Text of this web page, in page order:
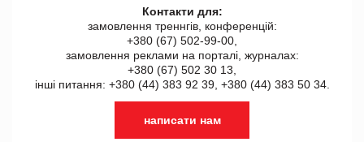
Контакти для:
замовлення треннгів, конференцій:
+380 (67) 502-99-00,
замовлення реклами на порталі, журналах:
+380 (67) 502 30 13,
інші питання: +380 (44) 383 92 39, +380 (44) 383 50 34.
написати нам